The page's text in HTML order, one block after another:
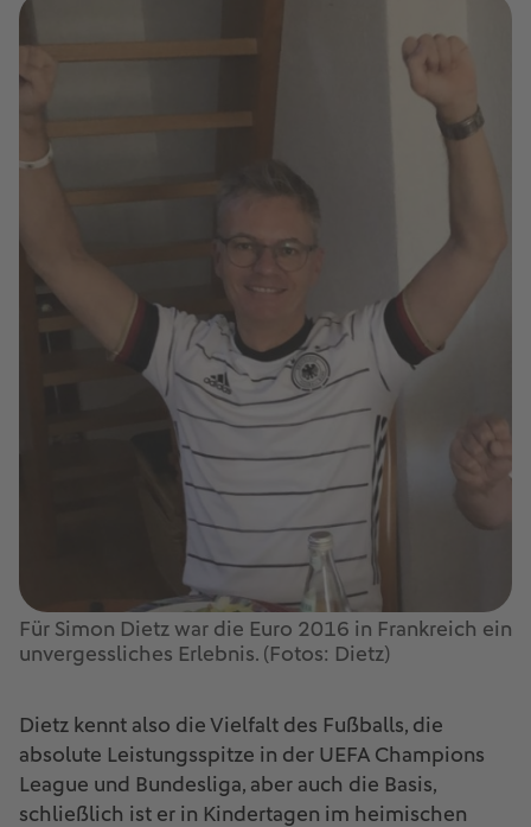
Für Simon Dietz war die Euro 2016 in Frankreich ein
unvergessliches Erlebnis. (Fotos: Dietz)
Dietz kennt also die Vielfalt des Fußballs, die
absolute Leistungsspitze in der UEFA Champions
League und Bundesliga, aber auch die Basis,
schließlich ist er in Kindertagen im heimischen